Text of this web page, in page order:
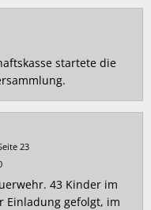
startete die
23
43 Kinder im
Einladung gefolgt, im